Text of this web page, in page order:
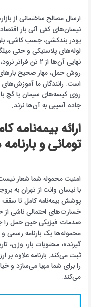
ارسال مصالح ساختمانی از
نیسان‌های کفی آنی بار
پودر بندکشی، چسب کاشی،
لوله‌های پلاستیکی و حتی
نهایی آن‌ها از ۲
روش حمل، مهار صحیح
است. رانندگان ما آموزش‌های
روی کیسه‌های سیمان یا گچ
جاده آسیبی به آن‌ها نزند.
تومانی و
امنیت محموله شما شعار
با نیسان وانت از تهران به
خسارت‌های احتمالی ناشی
صدمات فیزیکی حین حمل را
محموله‌ها یک بارنامه رسمی
گیرنده، محتویات بار، وزن،
ثبت می‌کند. بارنامه علاوه
را برای شما مهیا می‌سازد و
می‌کند.